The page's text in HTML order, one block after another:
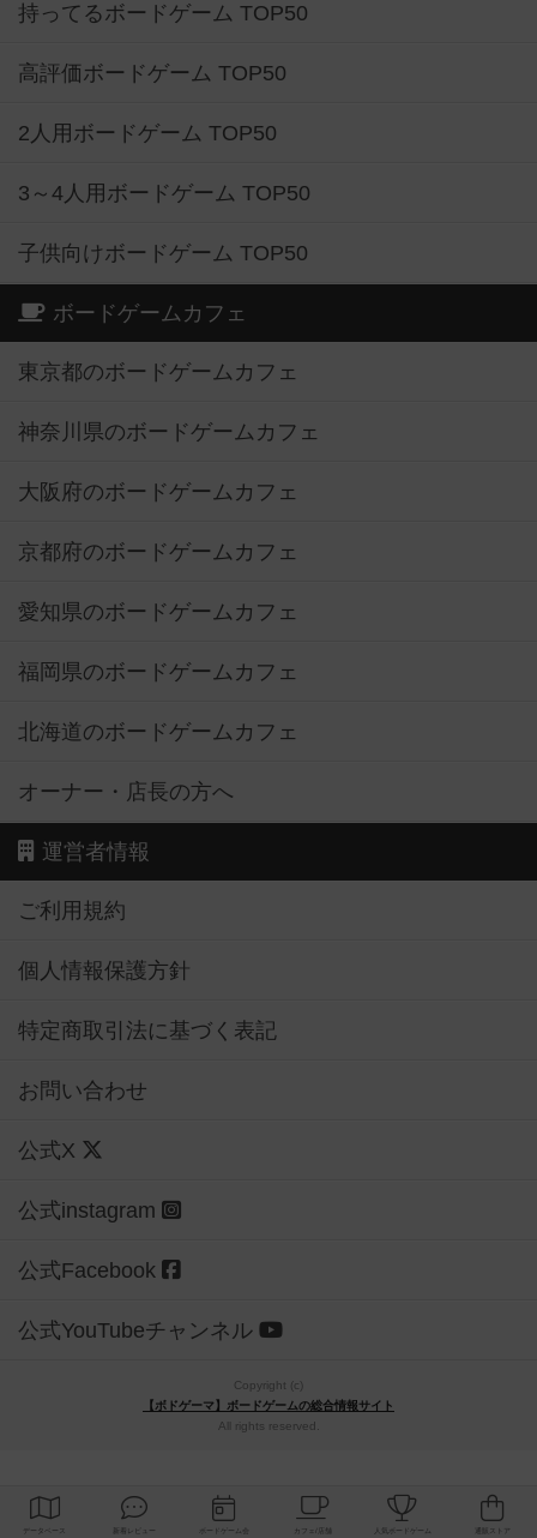
持ってるボードゲーム TOP50
高評価ボードゲーム TOP50
2人用ボードゲーム TOP50
3～4人用ボードゲーム TOP50
子供向けボードゲーム TOP50
ボードゲームカフェ
東京都のボードゲームカフェ
神奈川県のボードゲームカフェ
大阪府のボードゲームカフェ
京都府のボードゲームカフェ
愛知県のボードゲームカフェ
福岡県のボードゲームカフェ
北海道のボードゲームカフェ
オーナー・店長の方へ
運営者情報
ご利用規約
個人情報保護方針
特定商取引法に基づく表記
お問い合わせ
公式X
公式instagram
公式Facebook
公式YouTubeチャンネル
Copyright (c)
【ボドゲーマ】ボードゲームの総合情報サイト
All rights reserved.